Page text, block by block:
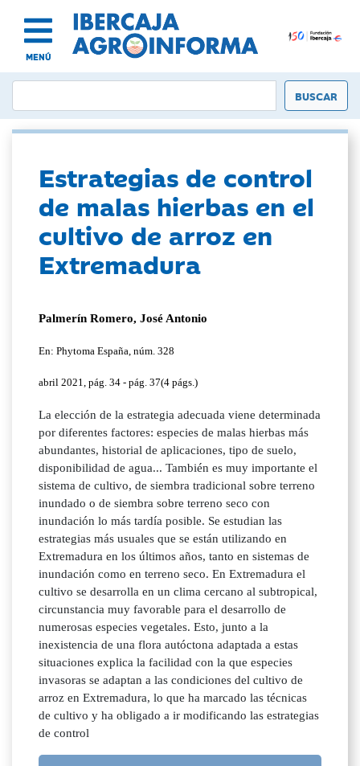
MENÚ
Estrategias de control
de malas hierbas en el
cultivo de arroz en
Extremadura
Palmerín Romero, José Antonio
En: Phytoma España, núm. 328
abril 2021, pág. 34 - pág. 37(4 págs.)
La elección de la estrategia adecuada viene determinada
por diferentes factores: especies de malas hierbas más
abundantes, historial de aplicaciones, tipo de suelo,
disponibilidad de agua... También es muy importante el
sistema de cultivo, de siembra tradicional sobre terreno
inundado o de siembra sobre terreno seco con
inundación lo más tardía posible. Se estudian las
estrategias más usuales que se están utilizando en
Extremadura en los últimos años, tanto en sistemas de
inundación como en terreno seco. En Extremadura el
cultivo se desarrolla en un clima cercano al subtropical,
circunstancia muy favorable para el desarrollo de
numerosas especies vegetales. Esto, junto a la
inexistencia de una flora autóctona adaptada a estas
situaciones explica la facilidad con la que especies
invasoras se adaptan a las condiciones del cultivo de
arroz en Extremadura, lo que ha marcado las técnicas
de cultivo y ha obligado a ir modificando las estrategias
de control